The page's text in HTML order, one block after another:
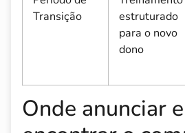
Transição
estruturado
para o novo
dono
Onde anunciar